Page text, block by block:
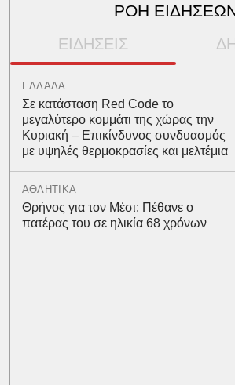
ΡΟΗ
ΕΙΔΗΣΕΙΣ
ΕΛΛΑΔΑ
Σε κατάσταση Red Code το
μεγαλύτερο κομμάτι της χώρας την
Κυριακή – Επικίνδυνος συνδυασμός
με υψηλές θερμοκρασίες και μελτέμια
ΑΘΛΗΤΙΚΑ
Θρήνος για τον Μέσι: Πέθανε ο
πατέρας του σε ηλικία 68 χρόνων